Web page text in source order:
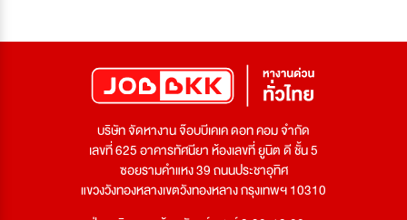
บริษัท จัดหางาน จ๊อบบีเคเค ดอท คอม จำกัด
เลขที่ 625 อาคารทัศนียา ห้องเลขที่ ยูนิต ดี ชั้น 5
ซอยรามคำแหง 39 ถนนประชาอุทิศ
แขวงวังทองหลางเขตวังทองหลาง กรุงเทพฯ 10310